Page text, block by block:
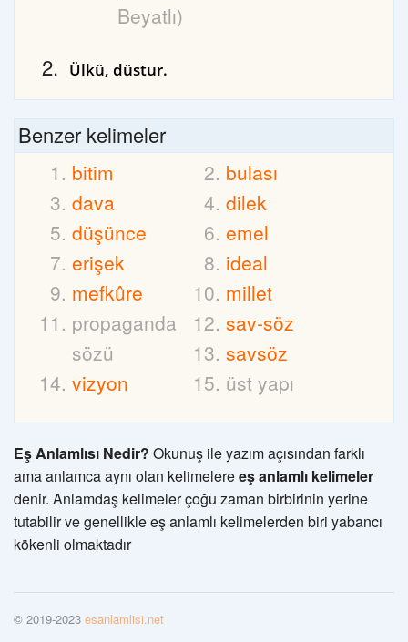
Beyatlı)
Ülkü, düstur.
Benzer kelimeler
bitim
bulası
dava
dilek
düşünce
emel
erişek
ideal
mefkûre
millet
propaganda
sözü
sav-söz
savsöz
vizyon
üst yapı
Eş Anlamlısı Nedir? Okunuş ile yazım açısından farklı
ama anlamca aynı olan kelimelereeş anlamlı kelimeler
denir. Anlamdaş kelimeler çoğu zaman birbirinin yerine
tutabilir ve genellikle eş anlamlı kelimelerden biri yabancı
kökenli olmaktadır
© 2019-2023 esanlamlisi.net